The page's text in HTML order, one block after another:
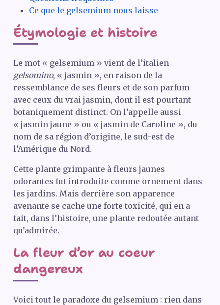
Ce que le gelsemium nous laisse
Étymologie et histoire
Le mot « gelsemium » vient de l’italien
gelsomino, « jasmin », en raison de la
ressemblance de ses fleurs et de son parfum
avec ceux du vrai jasmin, dont il est pourtant
botaniquement distinct. On l’appelle aussi
« jasmin jaune » ou « jasmin de Caroline », du
nom de sa région d’origine, le sud-est de
l’Amérique du Nord.
Cette plante grimpante à fleurs jaunes
odorantes fut introduite comme ornement dans
les jardins. Mais derrière son apparence
avenante se cache une forte toxicité, qui en a
fait, dans l’histoire, une plante redoutée autant
qu’admirée.
La fleur d’or au coeur
dangereux
Voici tout le paradoxe du gelsemium : rien dans